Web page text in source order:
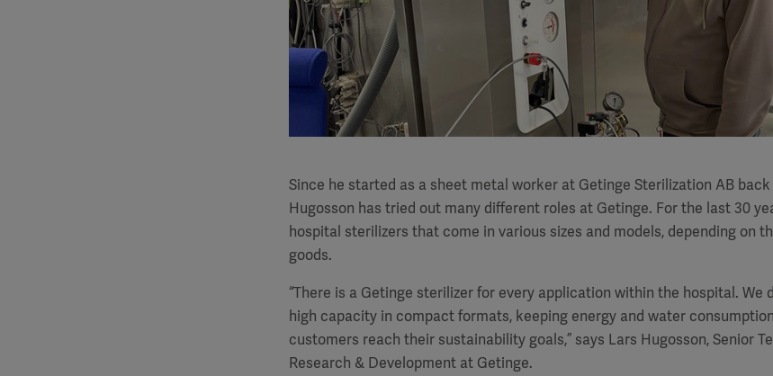
Since he started as a sheet metal worker at Getinge Sterilization AB back
Hugosson has tried out many different roles at Getinge. For the last 30
hospital sterilizers that come in various sizes and models, depending on
goods.
“There is a Getinge sterilizer for every application within the hospital. We
high capacity in compact formats, keeping energy and water
customers reach their sustainability goals,” says Lars Hugosson, Senior
Research & Development at Getinge.